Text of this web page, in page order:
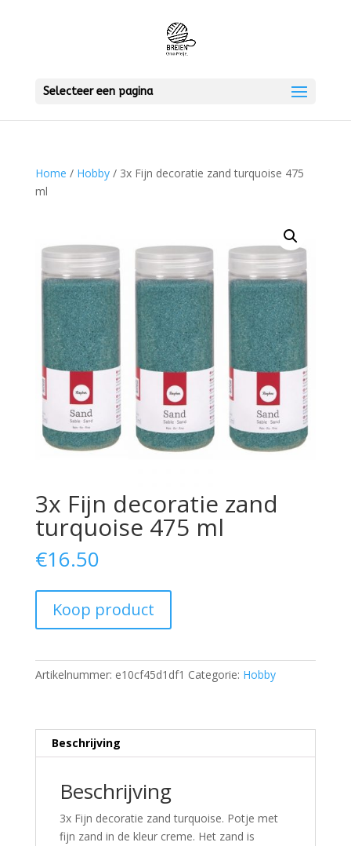
Selecteer een pagina
Home / Hobby/ 3x Fijn decoratie zand turquoise 475
ml
3x Fijn decoratie zand
turquoise 475 ml
€16.50
Koop product
Artikelnummer: e10cf45d1df1 Categorie: Hobby
Beschrijving
Beschrijving
3x Fijn decoratie zand turquoise. Potje met
fijn zand in de kleur creme. Het zand is